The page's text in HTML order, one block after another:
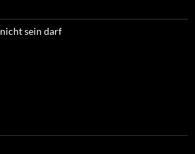
sein darf